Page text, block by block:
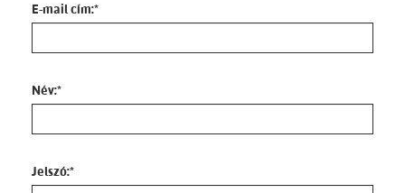
E-mail cím:*
Név:*
Jelszó:*